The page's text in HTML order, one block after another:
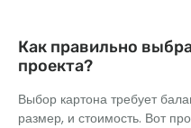
Как правильно
проекта?
Выбор картона требует
размер, и стоимость. Вот